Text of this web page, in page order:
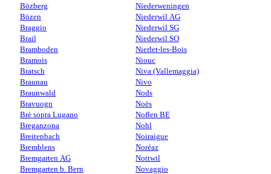
Bözberg
Bözen
Braggio
Brail
Bramboden
Bramois
Bratsch
Braunau
Braunwald
Bravuogn
Brè sopra Lugano
Breganzona
Breitenbach
Bremblens
Bremgarten AG
Bremgarten b. Bern
Niederweningen
Niederwil AG
Niederwil SG
Niederwil SO
Nierlet-les-Bois
Niouc
Niva (Vallemaggia)
Nivo
Nods
Noës
Noflen BE
Nohl
Noiraigue
Noréaz
Nottwil
Novaggio